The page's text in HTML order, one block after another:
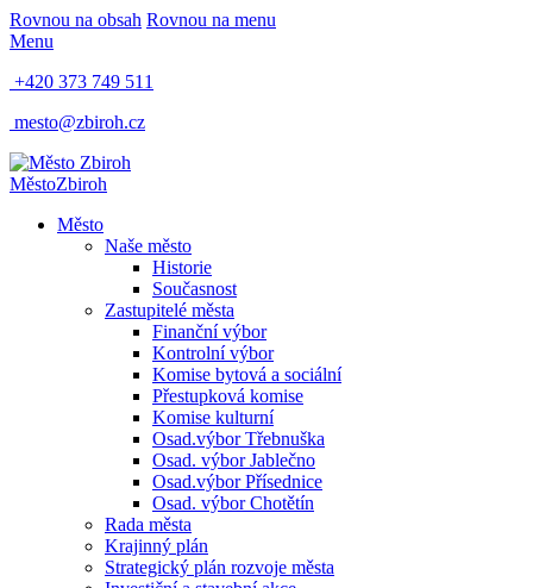
Rovnou na obsah Rovnou na menu
Menu
+420 373 749 511
mesto@zbiroh.cz
MěstoZbiroh
Město
Naše město
Historie
Současnost
Zastupitelé města
Finanční výbor
Kontrolní výbor
Komise bytová a sociální
Přestupková komise
Komise kulturní
Osad.výbor Třebnuška
Osad. výbor Jablečno
Osad.výbor Přísednice
Osad. výbor Chotětín
Rada města
Krajinný plán
Strategický plán rozvoje města